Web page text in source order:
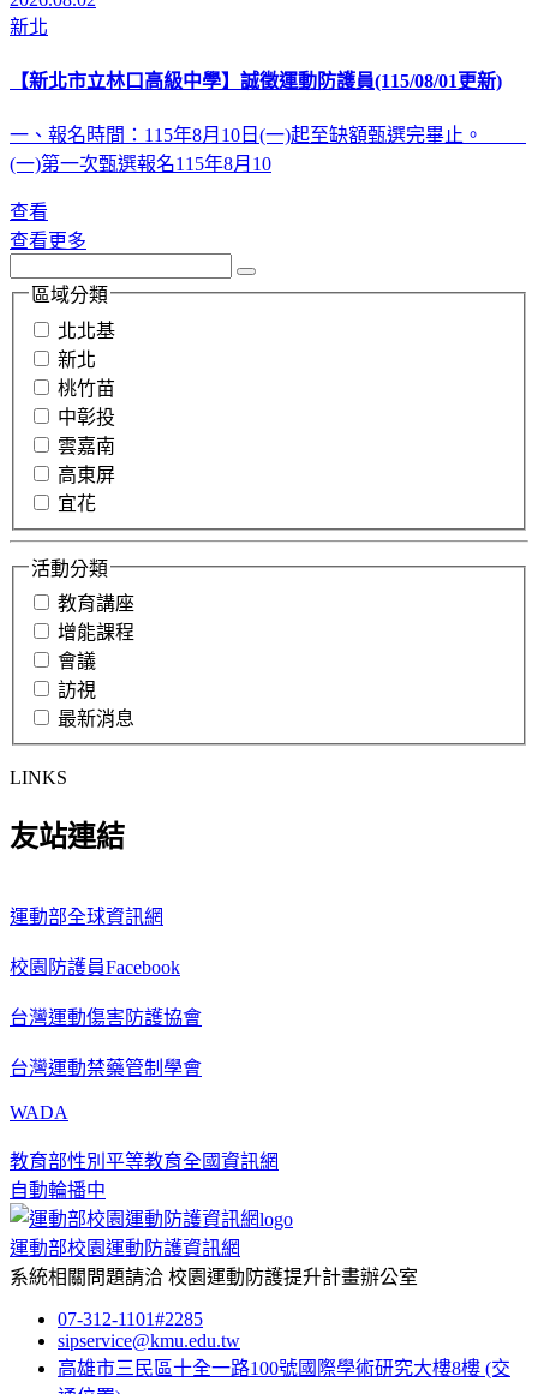
新北
【新北市立林口高級中學】誠徵運動防護員(115/08/01更新)
一、報名時間：115年8月10日(一)起至缺額甄選完畢止。
(一)第一次甄選報名115年8月10
查看
查看更多
區域分類
北北基
新北
桃竹苗
中彰投
雲嘉南
高東屏
宜花
活動分類
教育講座
增能課程
會議
訪視
最新消息
LINKS
友站連結
運動部全球資訊網
校園防護員Facebook
台灣運動傷害防護協會
台灣運動禁藥管制學會
WADA
教育部性別平等教育全國資訊網
自動輪播中
運動部校園運動防護資訊網
系統相關問題請洽 校園運動防護提升計畫辦公室
07-312-1101#2285
sipservice@kmu.edu.tw
高雄市三民區十全一路100號國際學術研究大樓8樓 (交